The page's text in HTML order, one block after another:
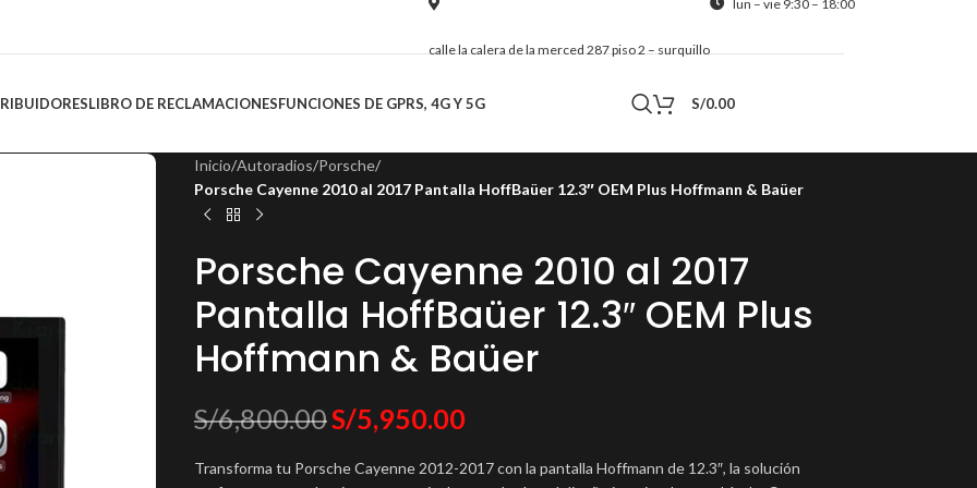
calle la calera de la merced 287 piso 2 – surquillo
lun – vie 9:30 – 18:00
LIBRO DE RECLAMACIONESFUNCIONES DE GPRS, 4G Y 5G S/0.00
Inicio/Autoradios/Porsche/
Porsche Cayenne 2010 al 2017 Pantalla HoffBaüer 12.3″ OEM Plus Hoffmann & Baüer
Porsche Cayenne 2010 al 2017
Pantalla HoffBaüer 12.3″ OEM Plus
Hoffmann & Baüer
S/6,800.00S/5,950.00
Transforma tu Porsche Cayenne 2012-2017 con la pantalla Hoffmann de 12.3″, la solución